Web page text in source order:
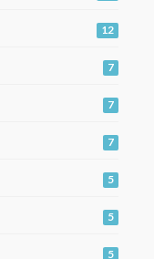
12
7
7
7
5
5
5